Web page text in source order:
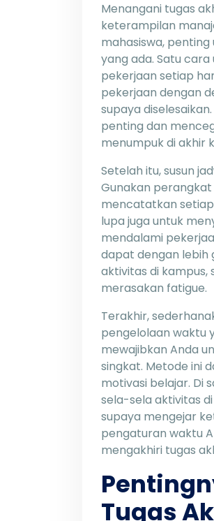
Menangani tugas
keterampilan
mahasiswa,
yang ada. Satu
pekerjaan setiap
pekerjaan dengan
supaya
penting dan
menumpuk di akhir
Setelah itu, susun
Gunakan
mencatatkan
lupa juga untuk
mendalami
dapat dengan lebih
aktivitas di
merasakan fatigue.
Terakhir,
pengelolaan waktu
mewajibkan Anda
singkat. Metode ini
motivasi belajar. Di
sela-sela aktivitas
supaya mengejar
pengaturan waktu
mengakhiri tugas
Tugas